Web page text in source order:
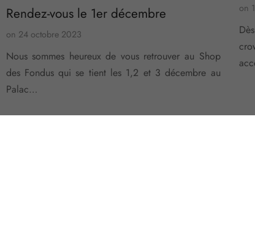
Rendez-vous le 1er décembre
on 24 octobre 2023
Nous sommes heureux de vous retrouver au Shop
des Fondus qui se tient les 1,2 et 3 décembre au
Palac…
on